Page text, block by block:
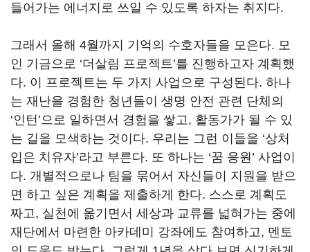
들어가는 에너지로 쓰일 수 있도록 하자는 취지다.
그래서 올해 4월까지 기억의 수호자들을 모은다. 모
인 기금으로 ‘더살림 프로젝트’를 진행하고자 계획했
다. 이 프로젝트는 두 가지 사업으로 구성된다. 하나
는 재난을 경험한 청년들이 생명 안전 관련 단체의
‘인턴’으로 일하면서 경험을 쌓고, 활동가가 될 수 있
는 길을 모색하는 것이다. 우리는 그런 이들을 ‘상처
입은 치유자’라고 부른다. 또 하나는 ‘꿈 응원’ 사업이
다. 개별적으로나 팀을 묶어서 자신들이 지원을 받으
면 하고 싶은 계획을 제출하게 한다. 스스로 계획도
짜고, 실천에 옮기면서 세상과 교류를 넓혀가는 중에
재단에서 마련한 아카데미 강좌에도 참여하고, 멘토